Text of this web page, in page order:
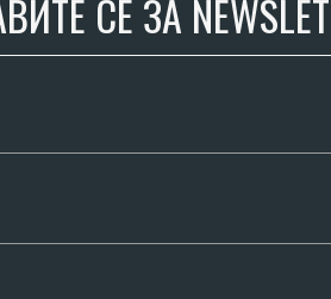
СЕ ЗА